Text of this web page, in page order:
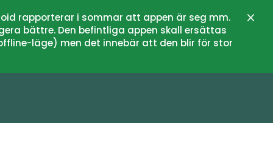
rapporterar i sommar att appen är seg mm.
bättre. Den befintliga appen skall ersättas
läge) men det innebär att den blir för stor
Close